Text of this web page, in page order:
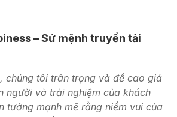
– Sứ mệnh truyền tải
chúng tôi trân trọng và đề cao giá
người và trải nghiệm của khách
tưởng mạnh mẽ rằng niềm vui của